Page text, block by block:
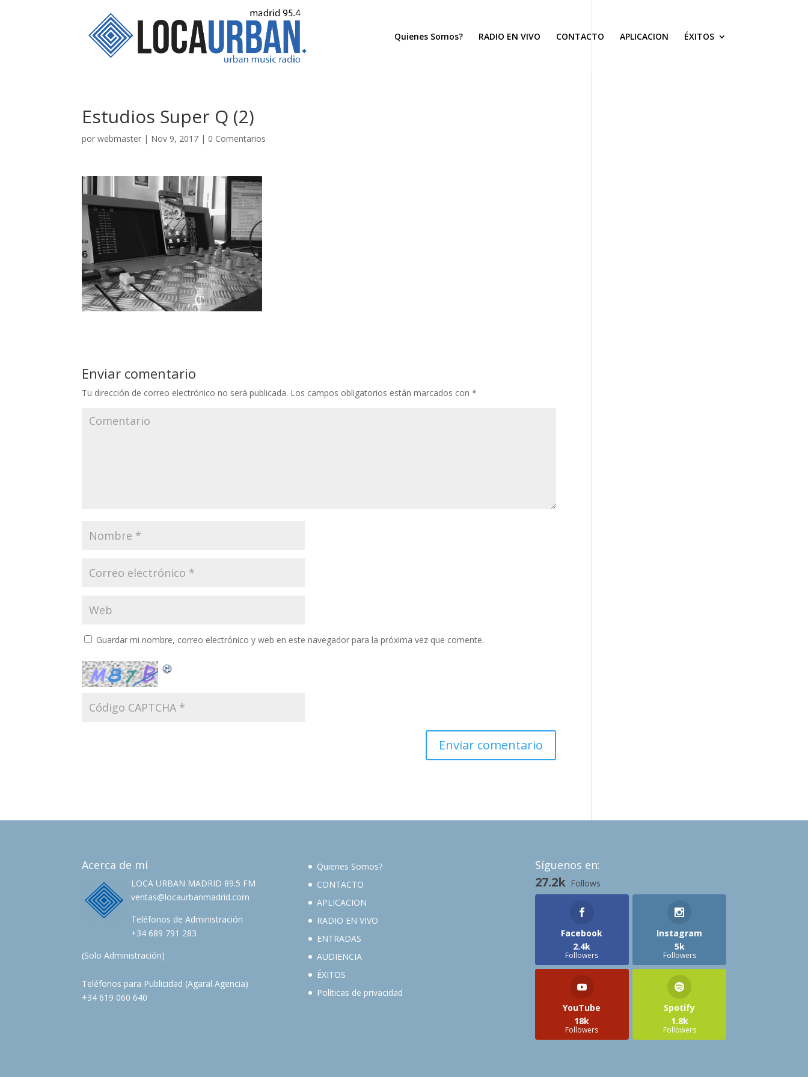
Quienes Somos? RADIO EN VIVO CONTACTO APLICACION ÉXITOS
Estudios Super Q (2)
por webmaster | Nov 9, 2017 | 0 Comentarios
Enviar comentario
Tu dirección de correo electrónico no será publicada. Los campos obligatorios están marcados con *
Guardar mi nombre, correo electrónico y web en este navegador para la próxima vez que comente.
Acerca de mí
LOCA URBAN MADRID 89.5 FM
ventas@locaurbanmadrid.com
Teléfonos de Administración
+34 689 791 283
(Solo Administración)
Teléfonos para Publicidad (Agaral Agencia)
+34 619 060 640
Quienes Somos?
CONTACTO
APLICACION
RADIO EN VIVO
ENTRADAS
AUDIENCIA
ÉXITOS
Políticas de privacidad
Síguenos en:
27.2k Follows
Facebook
2.4k
Followers
Instagram
5k
Followers
YouTube
18k
Followers
Spotify
1.8k
Followers